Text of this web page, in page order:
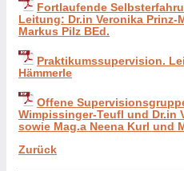
Fortlaufende
Leitung: Dr.in Veronika Prinz-
Markus Pilz BEd.
Praktikumssupervision.
Hämmerle
Offene
Wimpissinger-Teufl und Dr.in
sowie Mag.a Neena Kurl und
Zurück